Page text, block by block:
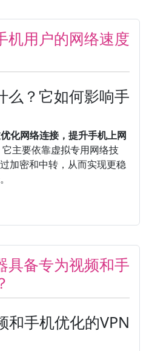
机用户的网络速度
么？它如何影响手
化网络连接，提升手机上网
它主要依靠虚拟专用网络技
加密和中转，从而实现更稳
具备专为视频和手
和手机优化的VPN